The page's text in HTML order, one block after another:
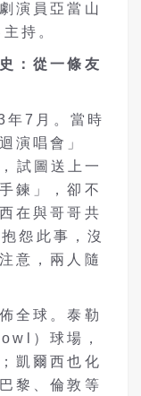
演員亞當山
持。
：從一條友
年7月。當時
演唱會」
試圖送上一
鍊」，卻不
在與哥哥共
怨此事，沒
意，兩人隨
全球。泰勒
）球場，
凱爾西也化
黎、倫敦等